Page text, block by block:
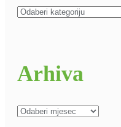
Kategorije
Arhiva
Arhiva